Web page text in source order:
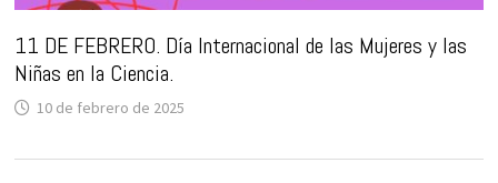
11 DE FEBRERO. Día Internacional de las Mujeres y las
Niñas en la Ciencia.
10 de febrero de 2025